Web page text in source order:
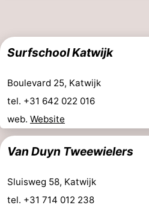
Surfschool Katwijk
Boulevard 25, Katwijk
tel. +31 642 022 016
web. Website
Van Duyn Tweewielers
Sluisweg 58, Katwijk
tel. +31 714 012 238